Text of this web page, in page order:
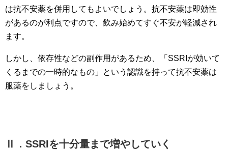
は抗不安薬を併用してもよいでしょう。抗不安薬は即効性
があるのが利点ですので、飲み始めてすぐ不安が軽減され
ます。
しかし、依存性などの副作用があるため、「SSRIが効いて
くるまでの一時的なもの」という認識を持って抗不安薬は
服薬をしましょう。
Ⅱ．SSRIを十分量まで増やしていく